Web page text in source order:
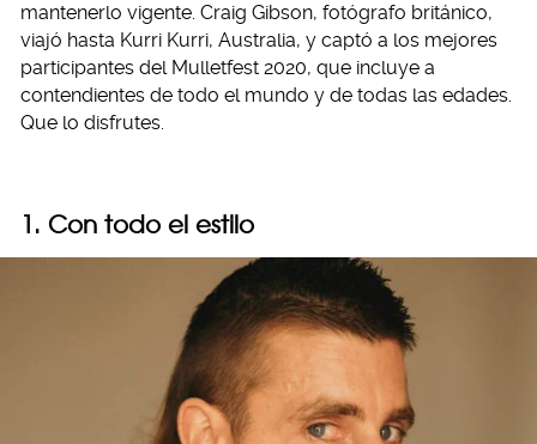
mantenerlo vigente. Craig Gibson, fotógrafo británico,
viajó hasta Kurri Kurri, Australia, y captó a los mejores
participantes del Mulletfest 2020, que incluye a
contendientes de todo el mundo y de todas las edades.
Que lo disfrutes.
1. Con todo el estilo